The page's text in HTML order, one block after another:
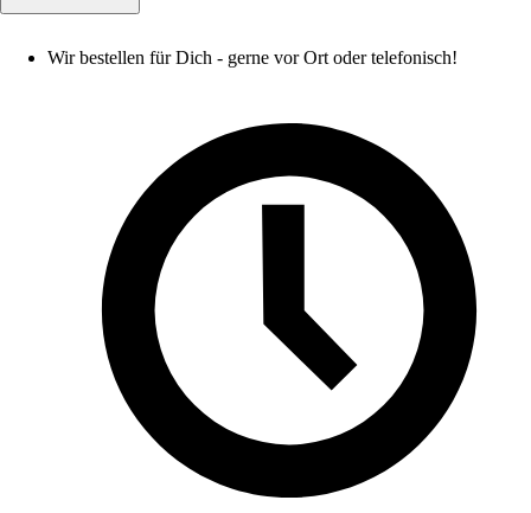
Wir bestellen für Dich - gerne vor Ort oder telefonisch!